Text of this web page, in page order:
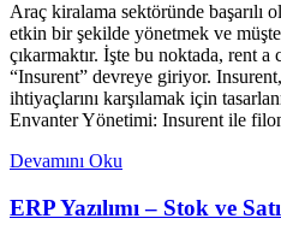
Araç kiralama sektöründe başarılı
etkin bir şekilde yönetmek ve
çıkarmaktır. İşte bu noktada, rent
“Insurent” devreye giriyor.
ihtiyaçlarını karşılamak için
Envanter Yönetimi: Insurent ile
Devamını Oku
ERP Yazılımı – Stok ve